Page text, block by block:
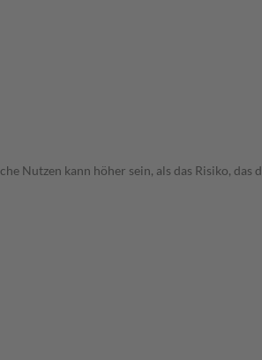
Nutzen kann höher sein, als das Risiko, das